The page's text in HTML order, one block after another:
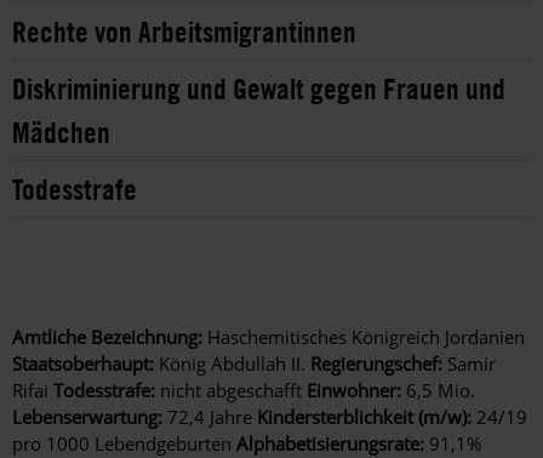
Rechte von Arbeitsmigrantinnen
Diskriminierung und Gewalt gegen Frauen und
Mädchen
Todesstrafe
Amtliche Bezeichnung: Haschemitisches Königreich Jordanien
Staatsoberhaupt: König Abdullah II. Regierungschef: Samir
Rifai Todesstrafe: nicht abgeschafft Einwohner: 6,5 Mio.
Lebenserwartung: 72,4 Jahre Kindersterblichkeit (m/w): 24/19
pro 1000 Lebendgeburten Alphabetisierungsrate: 91,1%